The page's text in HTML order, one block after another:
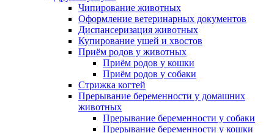
Чипирование животных
Оформление ветеринарных документов
Диспансеризация животных
Купирование ушей и хвостов
Приём родов у животных
Приём родов у кошки
Приём родов у собаки
Стрижка когтей
Прерывание беременности у домашних
животных
Прерывание беременности у собаки
Прерывание беременности у кошки